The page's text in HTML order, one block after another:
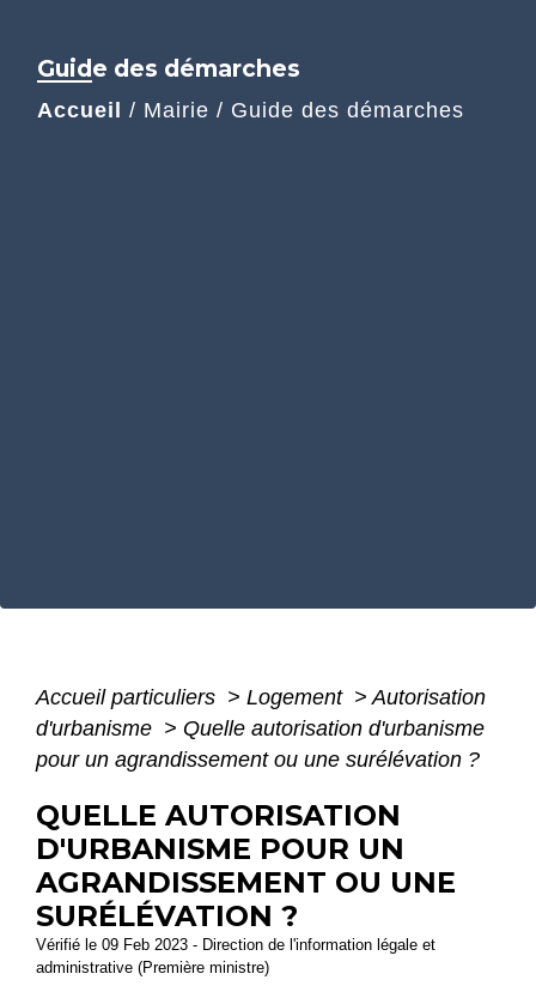
Guide des démarches
Accueil / Mairie / Guide des démarches
Accueil particuliers > Logement > Autorisation
d'urbanisme > Quelle autorisation d'urbanisme
pour un agrandissement ou une surélévation ?
QUELLE AUTORISATION
D'URBANISME POUR UN
AGRANDISSEMENT OU UNE
SURÉLÉVATION ?
Vérifié le 09 Feb 2023 - Direction de l'information légale et
administrative (Première ministre)